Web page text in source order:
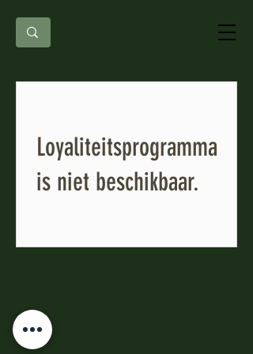
Loyaliteitsprogramma
is niet beschikbaar.